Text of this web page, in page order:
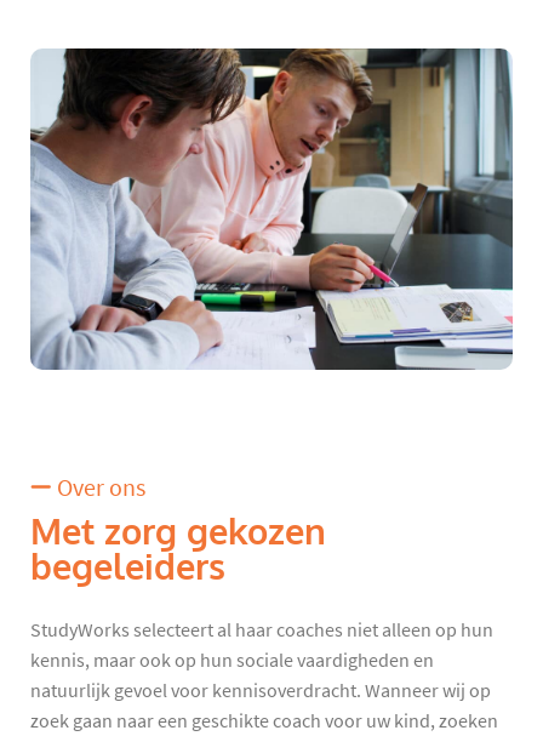
Over ons
Met zorg gekozen
begeleiders
StudyWorks selecteert al haar coaches niet alleen op hun
kennis, maar ook op hun sociale vaardigheden en
natuurlijk gevoel voor kennisoverdracht. Wanneer wij op
zoek gaan naar een geschikte coach voor uw kind, zoeken